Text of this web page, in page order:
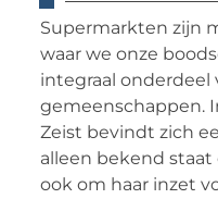
Supermarkten zijn
waar we onze
integraal onderdeel
gemeenschappen.
Zeist bevindt zich
alleen bekend
ook om haar inzet